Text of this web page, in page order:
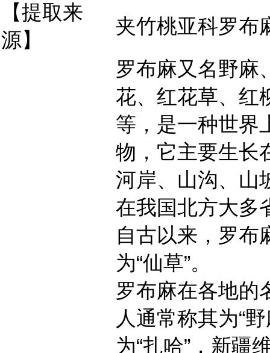
【提取来
源】
夹竹桃亚科罗布
罗布麻又名野麻
花、红花草、红
等，是一种世界
物，它主要生长
河岸、山沟、山
在我国北方大多
自古以来，罗布
为“仙草”。
罗布麻在各地的
人通常称其为“
为“扎哈”，新疆